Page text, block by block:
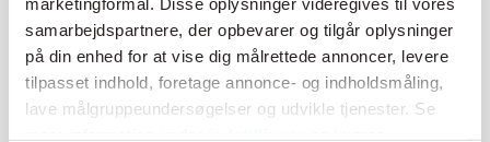
samarbejdspartnere, der opbevarer og tilgår oplysninger
på din enhed for at vise dig målrettede annoncer, levere
tilpasset indhold, foretage annonce- og indholdsmåling,
lave målgruppeundersøgelser og udvikle tjenester. Se
klar ved telefonen
Vi tilbyder et bredt sortiment af produkter til
autolakering. Lige meget om du skal bruge en enkelt farve,